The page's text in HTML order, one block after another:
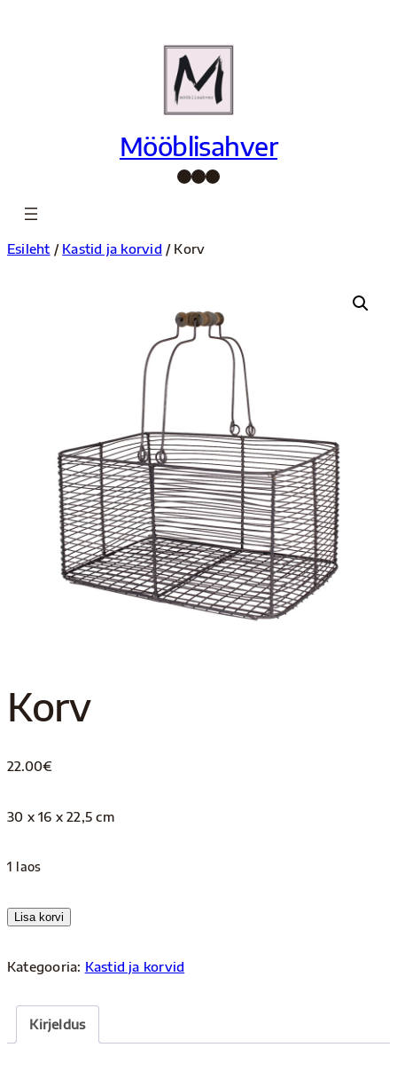
Mööblisahver
Facebook InstagramPinterest
Esileht / Kastid ja korvid / Korv
Korv
22.00€
30 x 16 x 22,5 cm
1 laos
Korv
Lisa korvi
Kategooria: Kastid ja korvid
Kirjeldus